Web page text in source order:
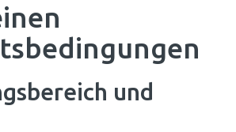
und